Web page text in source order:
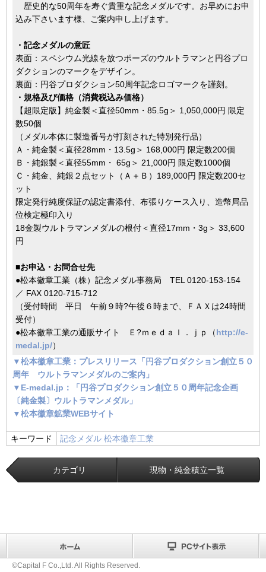
歴史的な50周年を寿ぐ貴重な記念メダルです。お早めにお申
込み下さいます様、ご案内申し上げます。
・記念メダルの意匠
表面：スペシウム光線を放つポーズのウルトラマンと円谷プロ
ダクションのマークをデザイン。
裏面：円谷プロダクション50周年記念ロゴマークを謹刻。
・規格及び価格（消費税込み価格）
【超限定版】純金製＜直径50mm・85.5g＞ 1,050,000円 限定
数50個
（メダル本体に製造番号が打刻された特別発行品）
Ａ・純金製＜直径28mm・13.5g＞ 168,000円 限定数200個
Ｂ・純銀製＜直径55mm・ 65g＞ 21,000円 限定数1000個
Ｃ・純金、純銀２点セット（Ａ＋Ｂ）189,000円 限定数200セ
ット
限定発行純度保証の認定書添付、布張りケース入り、造幣局品
位検定極印入り
18金製ウルトラマンメダルの根付＜直径17mm・3g＞ 33,600
円
■お申込・お問合せ先
●松本徽章工業（株）記念メダル事務局 TEL 0120-153-154
／ FAX 0120-715-712
（受付時間 平日 午前９時?午後６時まで、ＦＡＸは24時間
受付）
●松本徽章工業の通販サイト Ｅ?ｍｅｄａｌ．ｊｐ（http://e-
medal.jp/）
▼松本徽章工業：プレスリリース「円谷プロダクション創立５０
周年 ウルトラマンメダルのご案内」
▼E-medal.jp：「円谷プロダクション創立５０周年記念企画
〔純金製〕ウルトラマンメダル」
▼松本徽章鉱業WEBサイト
キーワード 記念メダル 松本徽章工業
カテゴリ 現物・純金積立一覧
©Capital F Co.,Ltd. All Rights Reserved.